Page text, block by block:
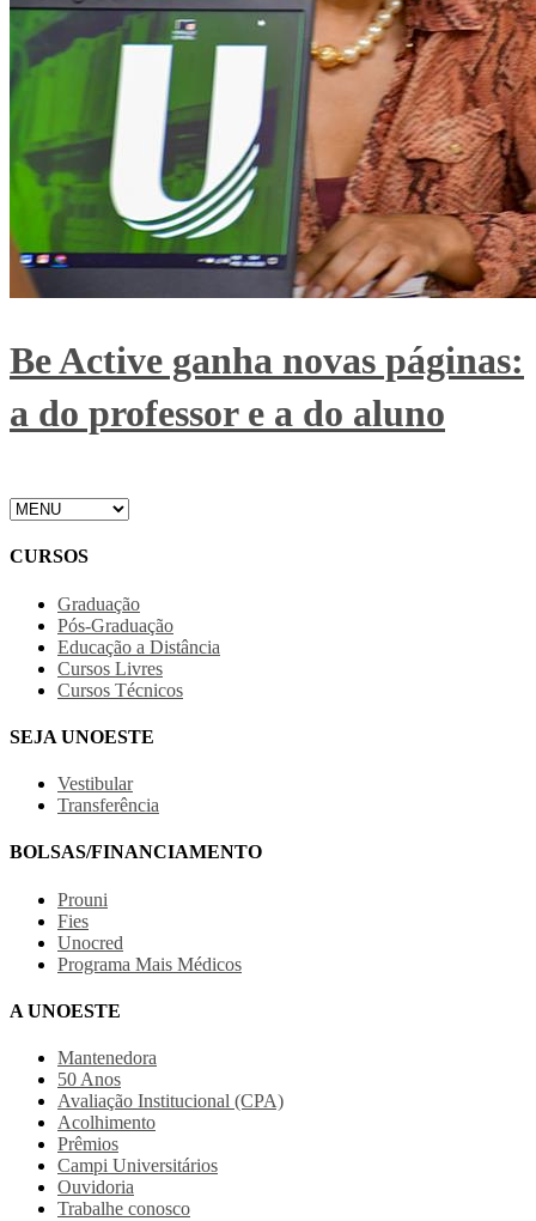
Be Active ganha novas páginas:
a do professor e a do aluno
CURSOS
Graduação
Pós-Graduação
Educação a Distância
Cursos Livres
Cursos Técnicos
SEJA UNOESTE
Vestibular
Transferência
BOLSAS/FINANCIAMENTO
Prouni
Fies
Unocred
Programa Mais Médicos
A UNOESTE
Mantenedora
50 Anos
Avaliação Institucional (CPA)
Acolhimento
Prêmios
Campi Universitários
Ouvidoria
Trabalhe conosco